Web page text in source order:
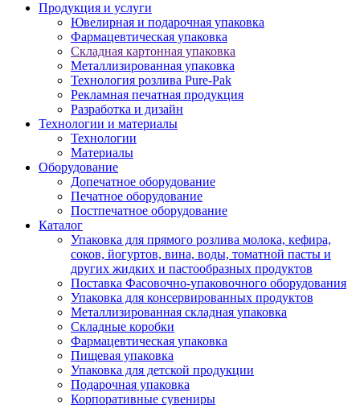
Продукция и услуги
Ювелирная и подарочная упаковка
Фармацевтическая упаковка
Складная картонная упаковка
Металлизированная упаковка
Технология розлива Pure-Pak
Рекламная печатная продукция
Разработка и дизайн
Технологии и материалы
Технологии
Материалы
Оборудование
Допечатное оборудование
Печатное оборудование
Постпечатное оборудование
Каталог
Упаковка для прямого розлива молока, кефира,
соков, йогуртов, вина, воды, томатной пасты и
других жидких и пастообразных продуктов
Поставка Фасовочно-упаковочного оборудования
Упаковка для консервированных продуктов
Металлизированная складная упаковка
Складные коробки
Фармацевтическая упаковка
Пищевая упаковка
Упаковка для детской продукции
Подарочная упаковка
Корпоративные сувениры